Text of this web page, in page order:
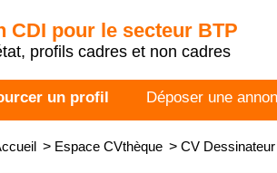
CDI pour le secteur BTP
profils cadres et non cadres
un profil Déposer une
> Espace CVthèque > CV